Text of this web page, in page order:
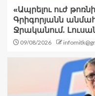
«Ապրելու ուժ
Գրիգորյանն
Ջրականում.
09/08/2026